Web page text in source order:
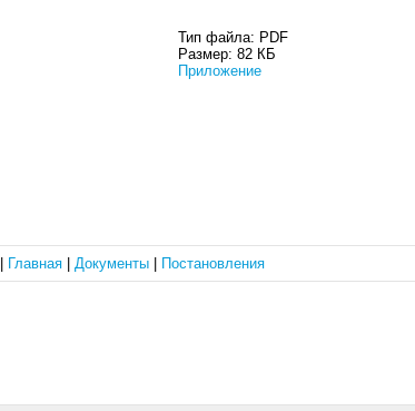
Тип файла: PDF
Размер: 82 КБ
Приложение
Главная Документы Постановления